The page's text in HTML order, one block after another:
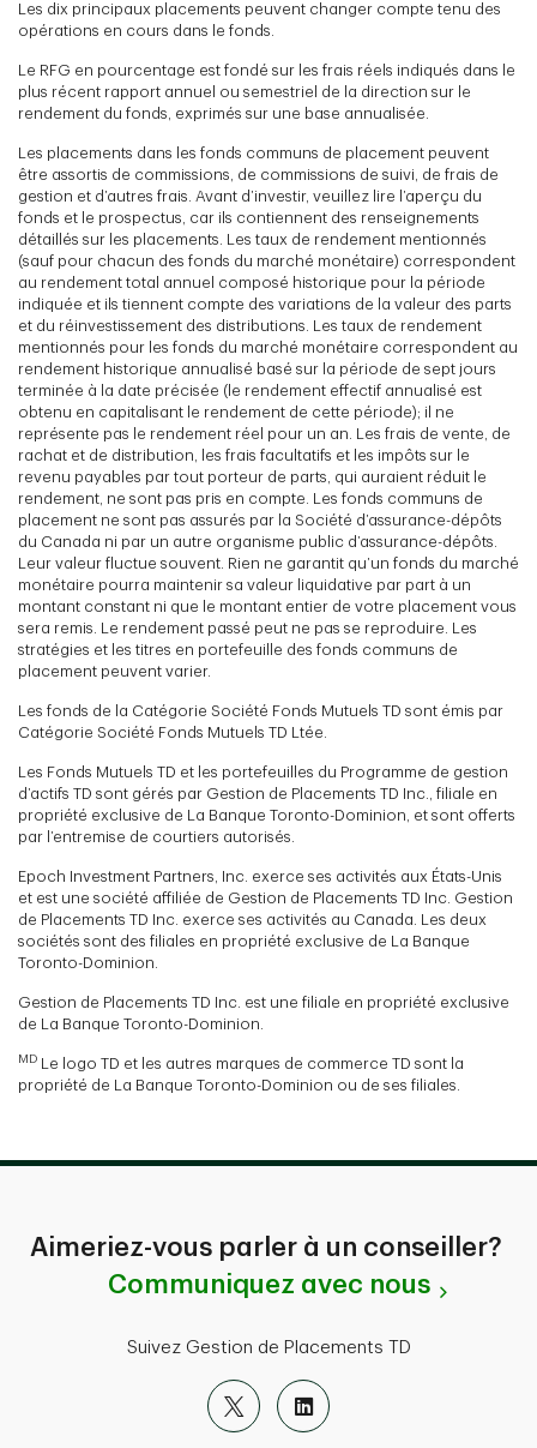
Les dix principaux placements peuvent changer compte tenu des
opérations en cours dans le fonds.
Le RFG en pourcentage est fondé sur les frais réels indiqués dans le
plus récent rapport annuel ou semestriel de la direction sur le
rendement du fonds, exprimés sur une base annualisée.
Les placements dans les fonds communs de placement peuvent
être assortis de commissions, de commissions de suivi, de frais de
gestion et d’autres frais. Avant d’investir, veuillez lire l’aperçu du
fonds et le prospectus, car ils contiennent des renseignements
détaillés sur les placements. Les taux de rendement mentionnés
(sauf pour chacun des fonds du marché monétaire) correspondent
au rendement total annuel composé historique pour la période
indiquée et ils tiennent compte des variations de la valeur des parts
et du réinvestissement des distributions. Les taux de rendement
mentionnés pour les fonds du marché monétaire correspondent au
rendement historique annualisé basé sur la période de sept jours
terminée à la date précisée (le rendement effectif annualisé est
obtenu en capitalisant le rendement de cette période); il ne
représente pas le rendement réel pour un an. Les frais de vente, de
rachat et de distribution, les frais facultatifs et les impôts sur le
revenu payables par tout porteur de parts, qui auraient réduit le
rendement, ne sont pas pris en compte. Les fonds communs de
placement ne sont pas assurés par la Société d’assurance-dépôts
du Canada ni par un autre organisme public d’assurance-dépôts.
Leur valeur fluctue souvent. Rien ne garantit qu’un fonds du marché
monétaire pourra maintenir sa valeur liquidative par part à un
montant constant ni que le montant entier de votre placement vous
sera remis. Le rendement passé peut ne pas se reproduire. Les
stratégies et les titres en portefeuille des fonds communs de
placement peuvent varier.
Les fonds de la Catégorie Société Fonds Mutuels TD sont émis par
Catégorie Société Fonds Mutuels TD Ltée.
Les Fonds Mutuels TD et les portefeuilles du Programme de gestion
d’actifs TD sont gérés par Gestion de Placements TD Inc., filiale en
propriété exclusive de La Banque Toronto-Dominion, et sont offerts
par l’entremise de courtiers autorisés.
Epoch Investment Partners, Inc. exerce ses activités aux États-Unis
et est une société affiliée de Gestion de Placements TD Inc. Gestion
de Placements TD Inc. exerce ses activités au Canada. Les deux
sociétés sont des filiales en propriété exclusive de La Banque
Toronto-Dominion.
Gestion de Placements TD Inc. est une filiale en propriété exclusive
de La Banque Toronto-Dominion.
MD
Le logo TD et les autres marques de commerce TD sont la
propriété de La Banque Toronto-Dominion ou de ses filiales.
Aimeriez-vous parler à un conseiller?
Communiquez avec nous
Suivez Gestion de Placements TD